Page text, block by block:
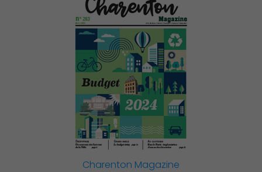
Démocratie locale
Famille
Charenton Magazine